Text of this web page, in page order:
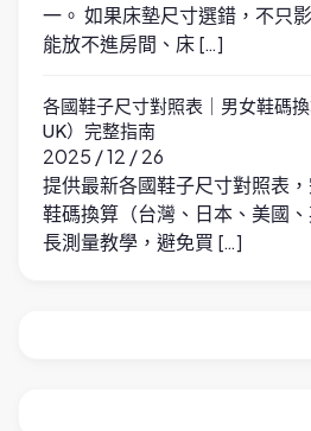
一。 如果床墊尺寸選錯，不只
能放不進房間、床 […]
各國鞋子尺寸對照表｜男女鞋碼
UK）完整指南
2025 / 12 / 26
提供最新各國鞋子尺寸對照表
鞋碼換算（台灣、日本、美國
長測量教學，避免買 […]